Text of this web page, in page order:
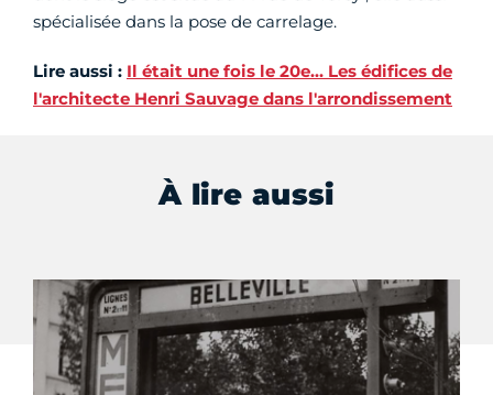
spécialisée dans la pose de carrelage.
Lire aussi : Il était une fois le 20e… Les édifices de
l'architecte Henri Sauvage dans l'arrondissement
À lire aussi